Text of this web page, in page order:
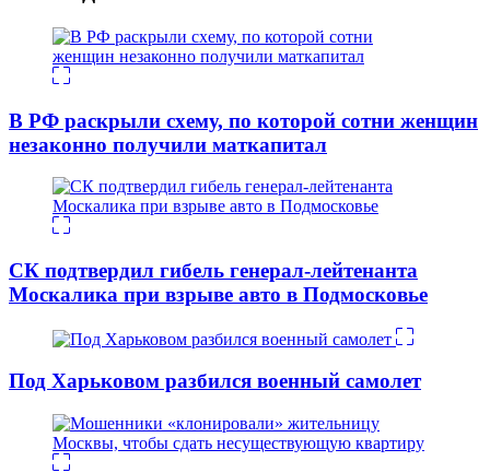
В РФ раскрыли схему, по которой сотни женщин
незаконно получили маткапитал
СК подтвердил гибель генерал-лейтенанта
Москалика при взрыве авто в Подмосковье
Под Харьковом разбился военный самолет